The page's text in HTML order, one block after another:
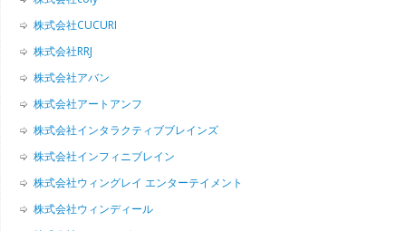
株式会社CUCURI
株式会社RRJ
株式会社アバン
株式会社アートアンフ
株式会社インタラクティブブレインズ
株式会社インフィニブレイン
株式会社ウィングレイ エンターテイメント
株式会社ウィンディール